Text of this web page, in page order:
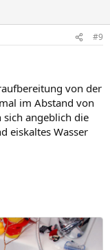
#9
von der
im Abstand von
sich angeblich die
eiskaltes Wasser